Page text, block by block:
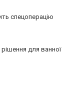
спецоперацію
рішення для ванної